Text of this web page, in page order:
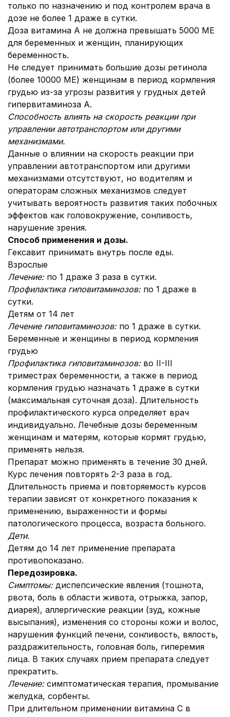
только по назначению и под контролем врача в
дозе не более 1 драже в сутки.
Доза витамина А не должна превышать 5000 МЕ
для беременных и женщин, планирующих
беременность.
Не следует принимать большие дозы ретинола
(более 10000 МЕ) женщинам в период кормления
грудью из-за угрозы развития у грудных детей
гипервитаминоза А.
Способность влиять на скорость реакции при
управлении автотранспортом или другими
механизмами.
Данные о влиянии на скорость реакции при
управлении автотранспортом или другими
механизмами отсутствуют, но водителям и
операторам сложных механизмов следует
учитывать вероятность развития таких побочных
эффектов как головокружение, сонливость,
нарушение зрения.
Способ применения и дозы.
Гексавит принимать внутрь после еды.
Взрослые
Лечение: по 1 драже 3 раза в сутки.
Профилактика гиповитаминозов: по 1 драже в
сутки.
Детям от 14 лет
Лечение гиповитаминозов: по 1 драже в сутки.
Беременные и женщины в период кормления
грудью
Профилактика гиповитаминозов: во II-III
триместрах беременности, а также в период
кормления грудью назначать 1 драже в сутки
(максимальная суточная доза). Длительность
профилактического курса определяет врач
индивидуально. Лечебные дозы беременным
женщинам и матерям, которые кормят грудью,
применять нельзя.
Препарат можно применять в течение 30 дней.
Курс лечения повторять 2-3 раза в год.
Длительность приема и повторяемость курсов
терапии зависят от конкретного показания к
применению, выраженности и формы
патологического процесса, возраста больного.
Дети.
Детям до 14 лет применение препарата
противопоказано.
Передозировка.
Симптомы: диспепсические явления (тошнота,
рвота, боль в области живота, отрыжка, запор,
диарея), аллергические реакции (зуд, кожные
высыпания), изменения со стороны кожи и волос,
нарушения функций печени, сонливость, вялость,
раздражительность, головная боль, гиперемия
лица. В таких случаях прием препарата следует
прекратить.
Лечение: симптоматическая терапия, промывание
желудка, сорбенты.
При длительном применении витамина С в